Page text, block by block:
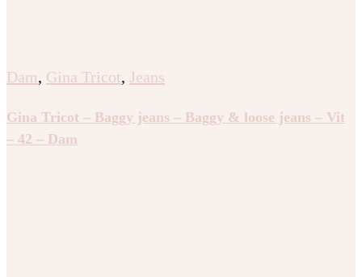
Dam, Gina Tricot, Jeans
Gina Tricot – Baggy jeans – Baggy & loose jeans – Vit
– 42 – Dam